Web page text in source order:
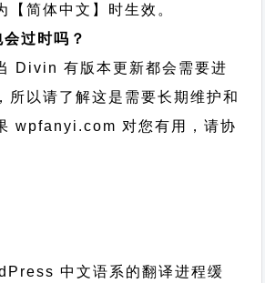
【简体中文】时生效。
过时吗？
Divin 有版本更新都会需要进
所以请了解这是需要长期维护和
wpfanyi.com 对您有用，请协
中文语系的翻译进程缓